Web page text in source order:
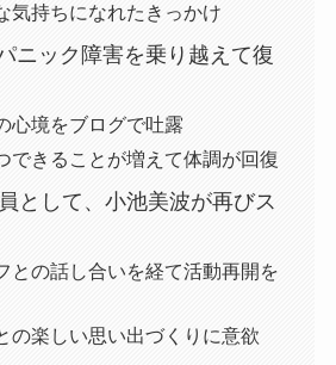
気持ちになれたきっかけ
ニック障害を乗り越えて復
心境をブログで吐露
できることが増えて体調が回復
として、小池美波が再びス
との話し合いを経て活動再開を
の楽しい思い出づくりに意欲